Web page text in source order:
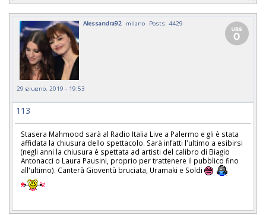
Alessandra92 milano Posts: 4429
29 giugno, 2019 - 19:53
113
Stasera Mahmood sarà al Radio Italia Live a Palermo e gli è stata
affidata la chiusura dello spettacolo. Sarà infatti l'ultimo a esibirsi
(negli anni la chiusura è spettata ad artisti del calibro di Biagio
Antonacci o Laura Pausini, proprio per trattenere il pubblico fino
all'ultimo). Canterà Gioventù bruciata, Uramaki e Soldi